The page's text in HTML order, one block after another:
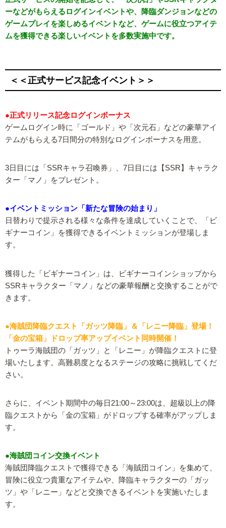
ーなどがもらえるログインイベントや、降臨ダンジョンなどの
ゲームプレイを楽しめるイベントなど、ゲームに役立つアイテ
ムを獲得できる楽しいイベントを多数実施中です。
＜＜正式サービス記念イベント＞＞
●正式リリース記念ログインボーナス
ゲームログイン時に「ゴールド」や「次元石」などの豪華アイ
テムがもらえる7日間分の特別なログインボーナスを用意。
3日目には「SSRキャラ召喚券」、7日目には【SSR】キャラク
ター「マノ」をプレゼント。
●イベントミッション「新たな冒険の始まり」
日替わりで提示される様々な条件を達成していくことで、「ビ
ギナーコイン」を獲得できるイベントミッションが登場しま
す。
獲得した「ビギナーコイン」は、ビギナーコインショップから
SSRキャラクター「マノ」などの豪華報酬と交換することがで
きます。
●海賊団降臨クエスト「ガッツ降臨」＆「レニー降臨」登場！
「金の宝箱」ドロップ率アップイベント同時開催！
トゥーラ海賊団の「ガッツ」と「レニー」が降臨クエストに登
場いたします。高難易度となるステージの攻略に挑戦してくだ
さい。
さらに、イベント期間中の毎日21:00～23:00は、超級以上の降
臨クエストから「金の宝箱」がドロップする確率がアップしま
す。
●海賊団コイン交換イベント
海賊団降臨クエストで獲得できる「海賊団コイン」を集めて、
冒険に役立つ貴重なアイテムや、降臨キャラクターの「ガッ
ツ」や「レニー」などと交換できるイベントを実施いたしま
す。